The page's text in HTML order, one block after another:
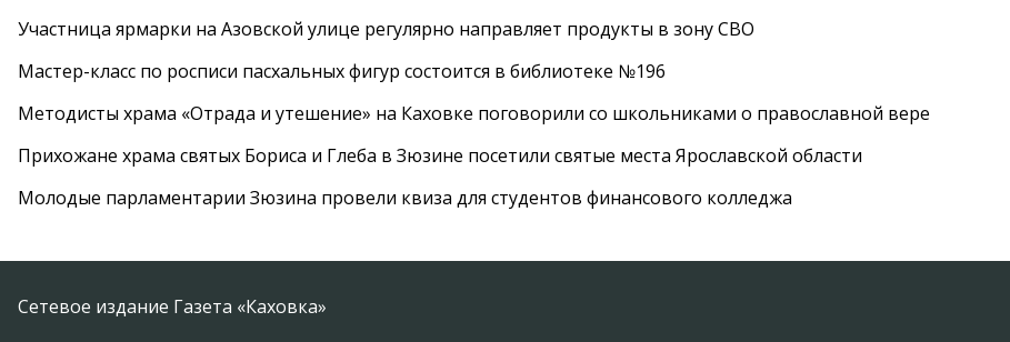
Участница ярмарки на Азовской улице регулярно направляет продукты в зону СВО
Мастер-класс по росписи пасхальных фигур состоится в библиотеке №196
Методисты храма «Отрада и утешение» на Каховке поговорили со школьниками о православной вере
Прихожане храма святых Бориса и Глеба в Зюзине посетили святые места Ярославской области
Молодые парламентарии Зюзина провели квиза для студентов финансового колледжа
Сетевое издание Газета «Каховка»